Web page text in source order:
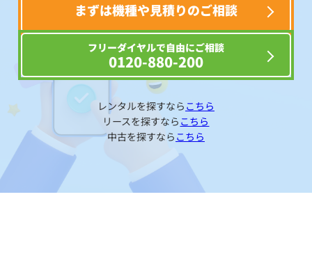
まずは機種や見積りのご相談
フリーダイヤルで自由にご相談
0120-880-200
レンタルを探すなら こちら
リースを探すなら こちら
中古を探すなら こちら